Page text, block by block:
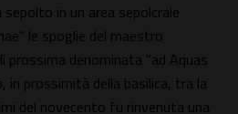
in un area sepolcrale
le spoglie del maestro
prossima denominata "ad Aquas
in prossimità della basilica, tra la
del novecento fu rinvenuta una